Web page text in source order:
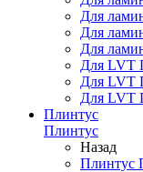
Для
Для
Для
Для LVT
Для LVT
Для LVT
Плинтус
Плинтус
Назад
Плинтус